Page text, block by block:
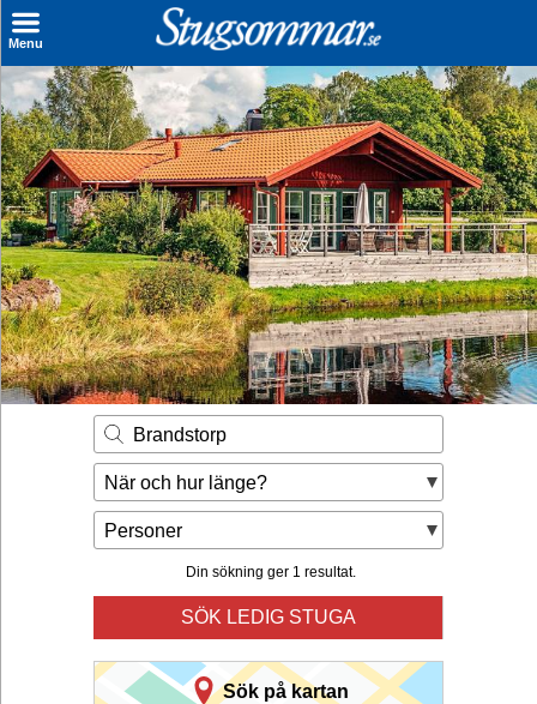
Menu
Sök stuga
Sista Minuten
Genvägar
Inspiration
Kontakt
Husägare
Se hur mycket du kan tjäna
Räkna ut din
hyresintäkt
Brandstorp
När och hur länge?
Personer
Din sökning ger 1 resultat.
SÖK LEDIG STUGA
Sök på kartan